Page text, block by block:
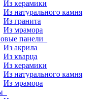
Из керамики
Из натурального камня
Из гранита
Из мрамора
панели
Из акрила
Из кварца
Из керамики
Из натурального камня
Из мрамора